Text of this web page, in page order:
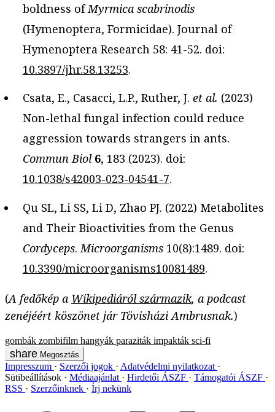
boldness ofMyrmica scabrinodis
(Hymenoptera, Formicidae). Journal of
Hymenoptera Research 58: 41-52. doi:
10.3897/jhr.58.13253.
Csata, E., Casacci, L.P., Ruther, J. et al. (2023)
Non-lethal fungal infection could reduce
aggression towards strangers in ants.
Commun Biol 6, 183 (2023). doi:
10.1038/s42003-023-04541-7.
Qu SL, Li SS, Li D, Zhao PJ. (2022) Metabolites
and Their Bioactivities from the Genus
Cordyceps. Microorganisms10(8):1489. doi:
10.3390/microorganisms10081489.
(A fedőkép a Wikipediáról származik, a podcast
zenéjéért köszönet jár Tövisházi Ambrusnak.)
gombák zombifilm hangyák paraziták impakták sci-fi
Megosztás
Impresszum Szerzői jogok
Adatvédelmi nyilatkozat
Sütibeállítások
Médiaajánlat Hirdetői ÁSZF
Támogatói ÁSZF
RSS
Szerzőinknek Írj nekünk